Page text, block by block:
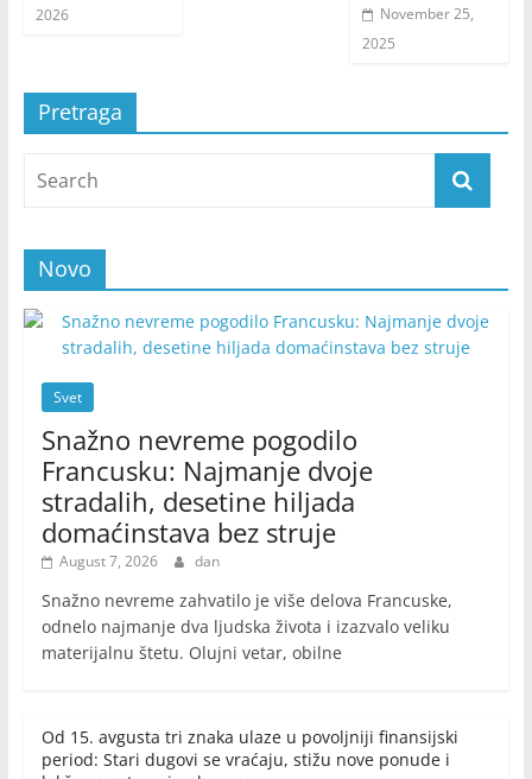
2026
November 25,
2025
Pretraga
Novo
Svet
Snažno nevreme pogodilo
Francusku: Najmanje dvoje
stradalih, desetine hiljada
domaćinstava bez struje
August 7, 2026 dan
Snažno nevreme zahvatilo je više delova Francuske,
odnelo najmanje dva ljudska života i izazvalo veliku
materijalnu štetu. Olujni vetar, obilne
Od 15. avgusta tri znaka ulaze u povoljniji finansijski
period: Stari dugovi se vraćaju, stižu nove ponude i